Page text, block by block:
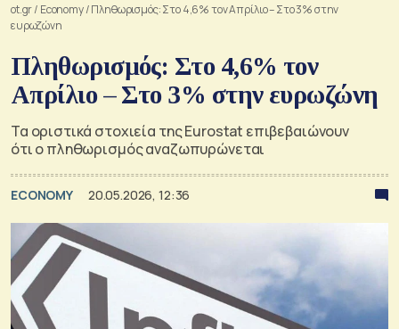
ot.gr/ Economy/Πληθωρισμός: Στο 4,6% τον Απρίλιο – Στο 3% στην
ευρωζώνη
Πληθωρισμός: Στο 4,6% τον
Απρίλιο – Στο 3% στην ευρωζώνη
Τα οριστικά στοχιεία της Eurostat επιβεβαιώνουν
ότι ο πληθωρισμός αναζωπυρώνεται
ECONOMY 20.05.2026, 12:36